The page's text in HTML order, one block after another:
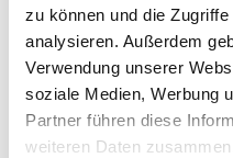
zu können und die
analysieren. Außerdem
Verwendung unserer
soziale Medien, Werbung
Partner führen diese
weiteren Daten